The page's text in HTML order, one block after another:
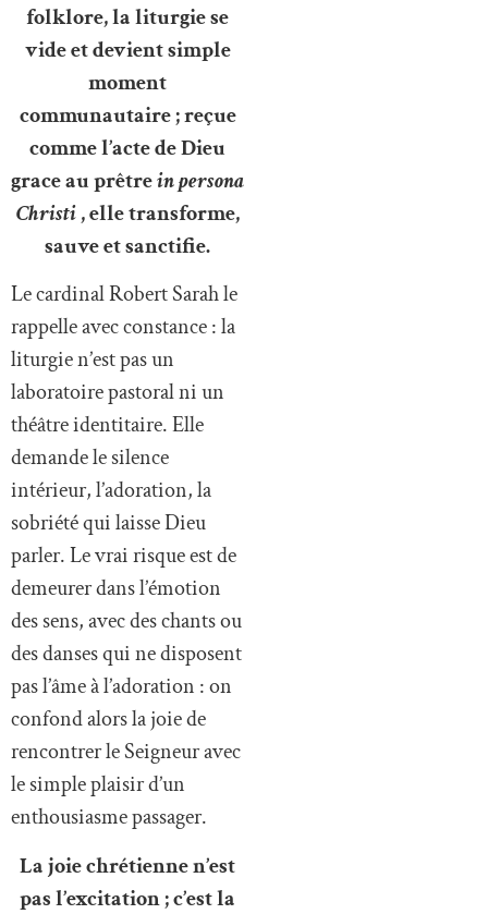
folklore, la liturgie se
vide et devient simple
moment
communautaire ; reçue
comme l’acte de Dieu
grace au prêtrein persona
Christi, elle transforme,
sauve et sanctifie.
Le cardinal Robert Sarah le
rappelle avec constance : la
liturgie n’est pas un
laboratoire pastoral ni un
théâtre identitaire. Elle
demande le silence
intérieur, l’adoration, la
sobriété qui laisse Dieu
parler. Le vrai risque est de
demeurer dans l’émotion
des sens, avec des chants ou
des danses qui ne disposent
pas l’âme à l’adoration : on
confond alors la joie de
rencontrer le Seigneur avec
le simple plaisir d’un
enthousiasme passager.
La joie chrétienne n’est
pas l’excitation ; c’est la